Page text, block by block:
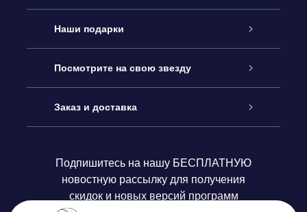
Обслуживание
Как с нами связаться
Блог
Отзывы
Наши подарки
Онлайн подарок Online Star Gift
Подарочный набор OSR
Подарочная карта OSR
Посмотрите на свою звезду
Звездный реестр
Персонализированная страница Star Page
Заказ и доставка
Платежная информация
Подпишитесь на нашу БЕСПЛАТНУЮ
новостную рассылку для получения
скидок и новых версий программ